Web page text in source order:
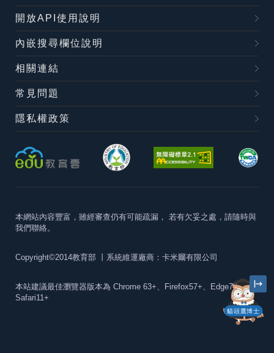
貓頭鷹博士
開放API使用說明
內嵌搜尋欄位說明
相關連結
常見問題
隱私權政策
本網站內容豐富，雖經審查仍有可能疏漏， 若有欠妥之處，請隨時與
我們聯絡。
Copyright©2014教育部 丨系統維運廠商：卡米爾有限公司
本站建議最佳瀏覽器版本為 Chrome 63+、Firefox57+、Edge79+及
Safari11+